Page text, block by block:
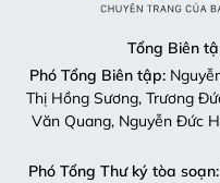
Tổng Biên
Phó Tổng Biên tập:
Thị Hồng Sương, Trương
Văn Quang, Nguyễn Đức
Phó Tổng Thư ký tòa soạn: